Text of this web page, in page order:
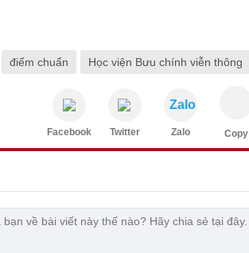
điểm chuẩn Học viện Bưu chính viễn thông
Facebook Twitter
Zalo
Zalo Copy